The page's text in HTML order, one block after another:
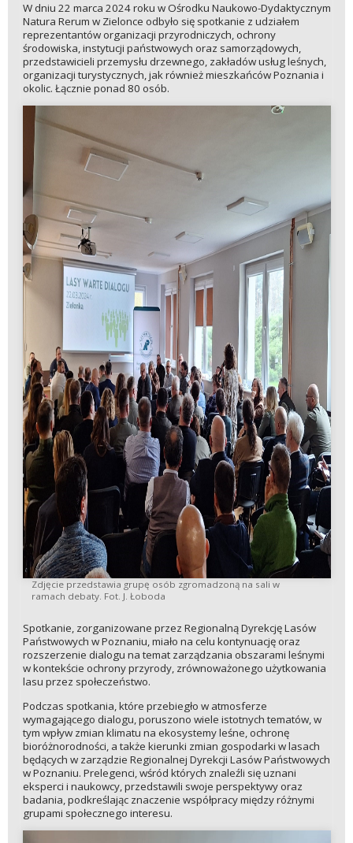
W dniu 22 marca 2024 roku w Ośrodku Naukowo-Dydaktycznym
Natura Rerum w Zielonce odbyło się spotkanie z udziałem
reprezentantów organizacji przyrodniczych, ochrony
środowiska, instytucji państwowych oraz samorządowych,
przedstawicieli przemysłu drzewnego, zakładów usług leśnych,
organizacji turystycznych, jak również mieszkańców Poznania i
okolic. Łącznie ponad 80 osób.
Zdjęcie przedstawia grupę osób zgromadzoną na sali w
ramach debaty. Fot. J. Łoboda
Spotkanie, zorganizowane przez Regionalną Dyrekcję Lasów
Państwowych w Poznaniu, miało na celu kontynuację oraz
rozszerzenie dialogu na temat zarządzania obszarami leśnymi
w kontekście ochrony przyrody, zrównoważonego użytkowania
lasu przez społeczeństwo.
Podczas spotkania, które przebiegło w atmosferze
wymagającego dialogu, poruszono wiele istotnych tematów, w
tym wpływ zmian klimatu na ekosystemy leśne, ochronę
bioróżnorodności, a także kierunki zmian gospodarki w lasach
będących w zarządzie Regionalnej Dyrekcji Lasów Państwowych
w Poznaniu. Prelegenci, wśród których znaleźli się uznani
eksperci i naukowcy, przedstawili swoje perspektywy oraz
badania, podkreślając znaczenie współpracy między różnymi
grupami społecznego interesu.